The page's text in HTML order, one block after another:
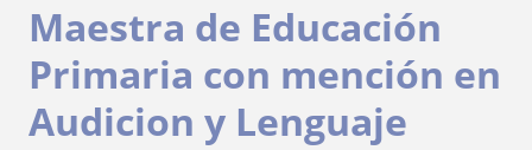
Maestra de Educación
Primaria con mención en
Audicion y Lenguaje